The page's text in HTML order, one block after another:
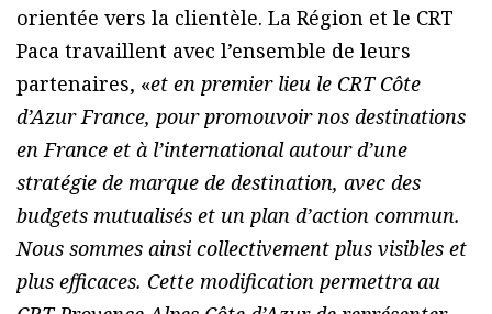
orientée vers la clientèle. La Région et le CRT
Paca travaillent avec l’ensemble de leurs
partenaires, «et en premier lieu le CRT Côte
d’Azur France, pour promouvoir nos destinations
en France et à l’international autour d’une
stratégie de marque de destination, avec des
budgets mutualisés et un plan d’action commun.
Nous sommes ainsi collectivement plus visibles et
plus efficaces. Cette modification permettra au